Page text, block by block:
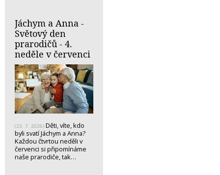
Jáchym a Anna -
Světový den
prarodičů - 4.
neděle v červenci
(23. 7. 2026) Děti, víte, kdo
byli svatí Jáchym a Anna?
Každou čtvrtou neděli v
červenci si připomínáme
naše prarodiče, tak…